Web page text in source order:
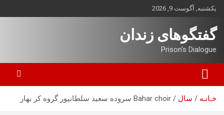
بروید
یکشنبه, آگوست 9, 2026
گفتگوهای زندان
Prison's Dialogue
خـانـه سال Bahar choir سروده سعید سلطانپور گروه کر بهار